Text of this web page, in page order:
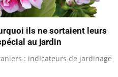
ils ne sortaient leurs
au jardin
: indicateurs de jardinage